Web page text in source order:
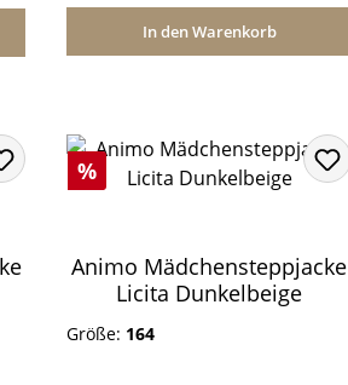
In den Warenkorb
Rabatt
%
Animo Mädchensteppjacke
Licita Dunkelbeige
Größe: 164